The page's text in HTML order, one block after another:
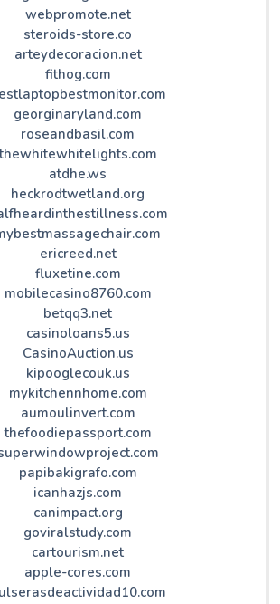
webpromote.net
steroids-store.co
arteydecoracion.net
fithog.com
georginaryland.com
roseandbasil.com
atdhe.ws
heckrodtwetland.org
ericreed.net
fluxetine.com
mobilecasino8760.com
betqq3.net
casinoloans5.us
CasinoAuction.us
kipooglecouk.us
mykitchennhome.com
aumoulinvert.com
thefoodiepassport.com
papibakigrafo.com
icanhazjs.com
canimpact.org
goviralstudy.com
cartourism.net
apple-cores.com